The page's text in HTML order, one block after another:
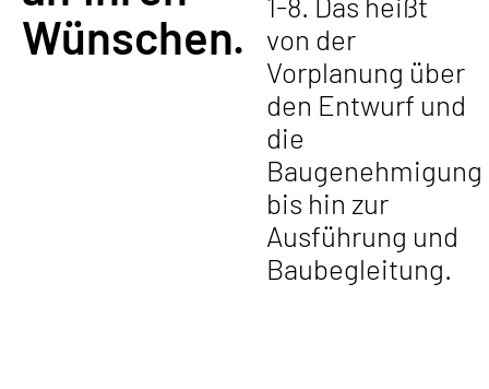
Wünschen.
von der
Vorplanung über
den Entwurf und
die
Baugenehmigung
bis hin zur
Ausführung und
Baubegleitung.